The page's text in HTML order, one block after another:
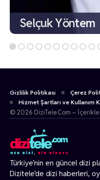
Selçuk Yöntem
Türkiye’nin en güncel dizi
Dizitele’de dizi haberleri,
Gizlilik Politikası Çerez
Hizmet Şartları ve Kullanım
© 2026 DiziTele.Com –